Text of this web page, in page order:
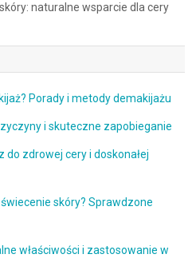
naturalne wsparcie dla cery
Porady i metody demakijażu
i skuteczne zapobieganie
zdrowej cery i doskonałej
skóry? Sprawdzone
właściwości i zastosowanie w